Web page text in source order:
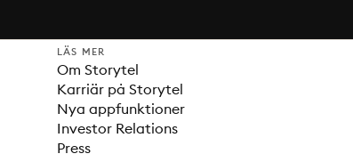
LÄS MER
Om Storytel
Karriär på Storytel
Nya appfunktioner
Investor Relations
Press